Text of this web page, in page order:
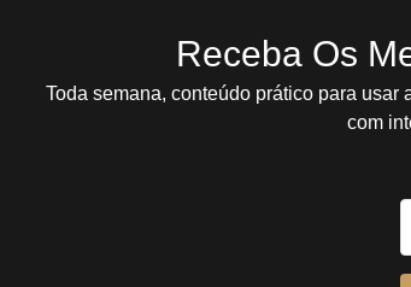
Receba Os
Toda semana, conteúdo prático para usar
com